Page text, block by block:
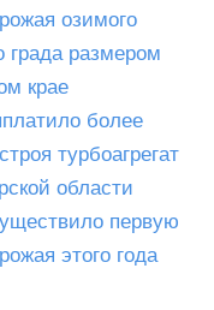
озимого
града размером
крае
более
турбоагрегат
области
первую
этого года